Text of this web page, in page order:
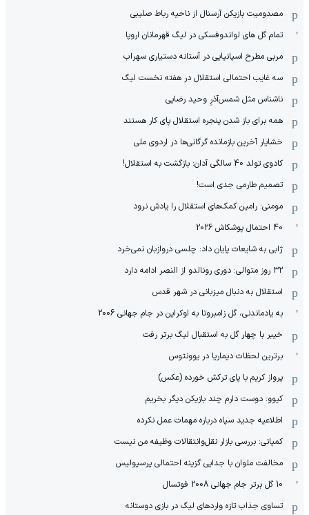
مصدومیت بازیکن آرسنال از ناحیه رباط صلیبی
تمام گل های لواندوفسکی در لیگ قهرمانان اروپا
مربی مطرح اسپانیایی در آستانه دستیاری سهراب
سه غایب احتمالی استقلال در هفته نخست لیگ
ناشناس مثل شمس‌آذرِ وحید رضایی
همه برای باز شدن پنجره استقلال پای کار هستند
خشایار آخرین بازمانده گرگانی‌ها در اردوی ملی
کادوی تولد 40 سالگی آدان: بازگشت به استقلال!
تصمیم طارمی جدی است!
مومنی: رامین کمک‌های استقلال را یادش نرود
40 احتمال پوشکاش 2026
ژابی به شایعات پایان داد: چلسی دروازبان نمی‌خرد
۳۲ روز متوالی: دوری رونالدو از النصر ادامه دارد
استقلال به دنبال میزبانی در شهر قدس
به یادماندنی، گل زامبروتا به اوکراین در جام جهانی 2006
خیبر با چهار گل به استقبال لیگ برتر رفت
برترین لحظات دیماریا در یوونتوس
پرواز کریم با پای ترکش خورده (عکس)
کیوو: دوست دارم چند بازیکن دیگر بخریم
اطلاعیه جدید سپاه درباره مهمات عمل نکرده
کمپانی: بررسی بازار نقل‌وانتقالات وظیفه من نیست
مخالفت ملوان با جدایی گزینه احتمالی پرسپولیس
10 گل برتر جام جهانی 2008 فوتسال
تساوی جذاب تازه واردهای لیگ در بازی دوستانه